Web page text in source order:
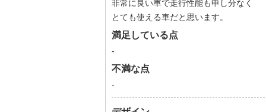
非常に良い車で走行性能も申し分なく
とても使える車だと思います。
満足している点
-
不満な点
-